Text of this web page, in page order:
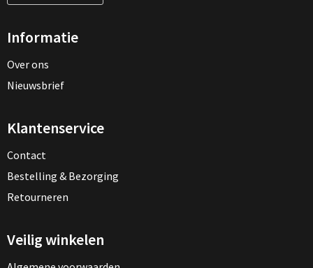
Informatie
Over ons
Nieuwsbrief
Klantenservice
Contact
Bestelling & Bezorging
Retourneren
Veilig winkelen